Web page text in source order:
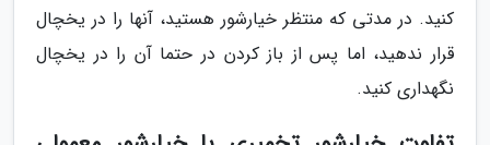
کنید. در مدتی که منتظر خیارشور هستید، آنها را در یخچال
قرار ندهید، اما پس از باز کردن در حتما آن را در یخچال
نگهداری کنید.